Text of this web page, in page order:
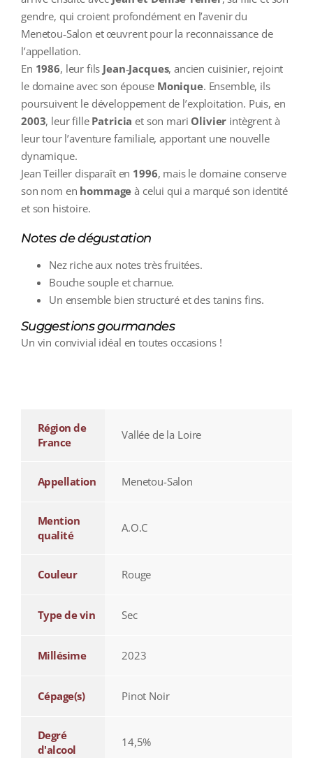
gendre, qui croient profondément en l’avenir du
Menetou‑Salon et œuvrent pour la reconnaissance de
l’appellation.
En 1986, leur fils Jean‑Jacques, ancien cuisinier, rejoint
le domaine avec son épouse Monique. Ensemble, ils
poursuivent le développement de l’exploitation. Puis, en
2003, leur fille Patricia et son mari Olivier intègrent à
leur tour l’aventure familiale, apportant une nouvelle
dynamique.
Jean Teiller disparaît en 1996, mais le domaine conserve
son nom en hommage à celui qui a marqué son identité
et son histoire.
Notes de dégustation
Nez riche aux notes très fruitées.
Bouche souple et charnue.
Un ensemble bien structuré et des tanins fins.
Suggestions gourmandes
Un vin convivial idéal en toutes occasions !
Région de
France
Vallée de la Loire
Appellation Menetou-Salon
Mention
qualité
A.O.C
Couleur Rouge
Type de vin Sec
Millésime 2023
Cépage(s) Pinot Noir
Degré
d'alcool
14,5%